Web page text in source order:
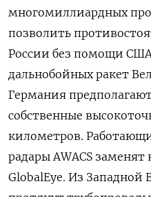
многомиллиардных
позволить
России без помощи
дальнобойных ракет
Германия
собственные
километров.
радары AWACS заменят
GlobalEye. Из Западной